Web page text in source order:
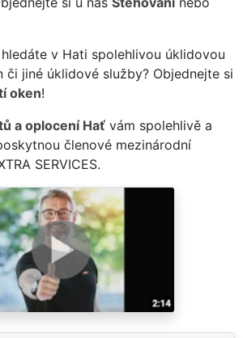
v Hati spolehlivou úklidovou
či jiné úklidové služby? Objednejte si
oken!
a oplocení Hať vám spolehlivě a
členové mezinárodní
SERVICES.